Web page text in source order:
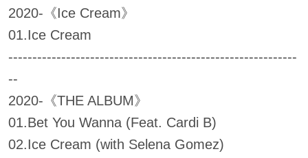
2020-《Ice Cream》
01.Ice Cream
------------------------------------------------------------
--
2020-《THE ALBUM》
01.Bet You Wanna (Feat. Cardi B)
02.Ice Cream (with Selena Gomez)